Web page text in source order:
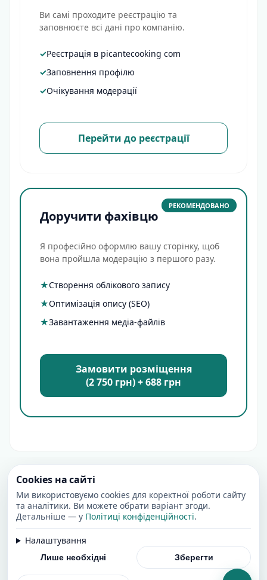
Ви самі проходите реєстрацію та
заповнюєте всі дані про компанію.
✓Реєстрація в picantecooking com
✓Заповнення профілю
✓Очікування модерації
Перейти до реєстрації
РЕКОМЕНДОВАНО
Доручити фахівцю
Я професійно оформлю вашу сторінку, щоб
вона пройшла модерацію з першого разу.
★Створення облікового запису
★Оптимізація опису (SEO)
★Завантаження медіа-файлів
Замовити розміщення
(2 750 грн) + 688 грн
Cookies на сайті
Ми використовуємо cookies для коректної роботи сайту
та аналітики. Ви можете обрати варіант згоди.
Детальніше — у Політиці конфіденційності.
Налаштування
Лише необхідні Зберегти